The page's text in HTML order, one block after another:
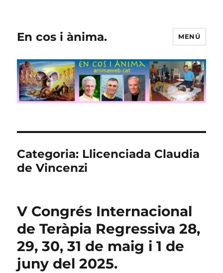
En cos i ànima. MENÚ
Categoria: Llicenciada Claudia
de Vincenzi
V Congrés Internacional
de Teràpia Regressiva 28,
29, 30, 31 de maig i 1 de
juny del 2025.